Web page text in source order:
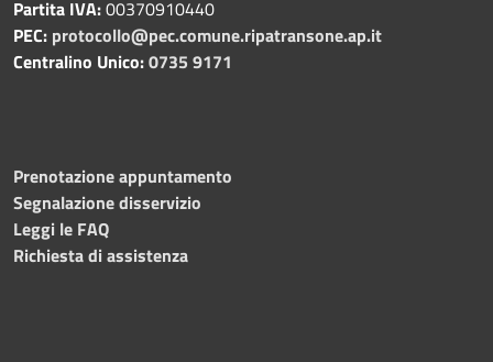
Partita IVA:00370910440
PEC: protocollo@pec.comune.ripatransone.ap.it
Centralino Unico:0735 9171
Prenotazione appuntamento
Segnalazione disservizio
Leggi le FAQ
Richiesta di assistenza